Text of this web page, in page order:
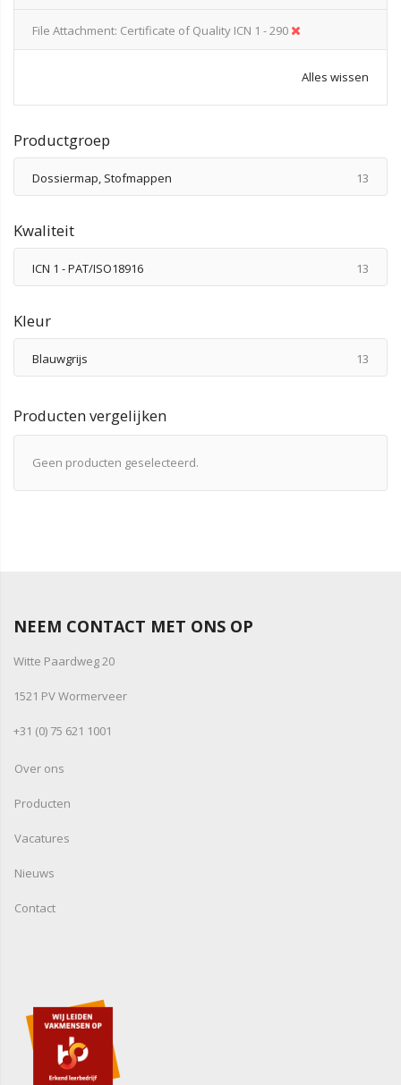
File Attachment Certificate of Quality ICN 1 - 290
Alles wissen
Productgroep
Dossiermap, Stofmappen 13
Kwaliteit
ICN 1 - PAT/ISO18916 13
Kleur
Blauwgrijs 13
Producten vergelijken
Geen producten geselecteerd.
NEEM CONTACT MET ONS OP
Witte Paardweg 20
1521 PV Wormerveer
+31 (0) 75 621 1001
Over ons
Producten
Vacatures
Nieuws
Contact